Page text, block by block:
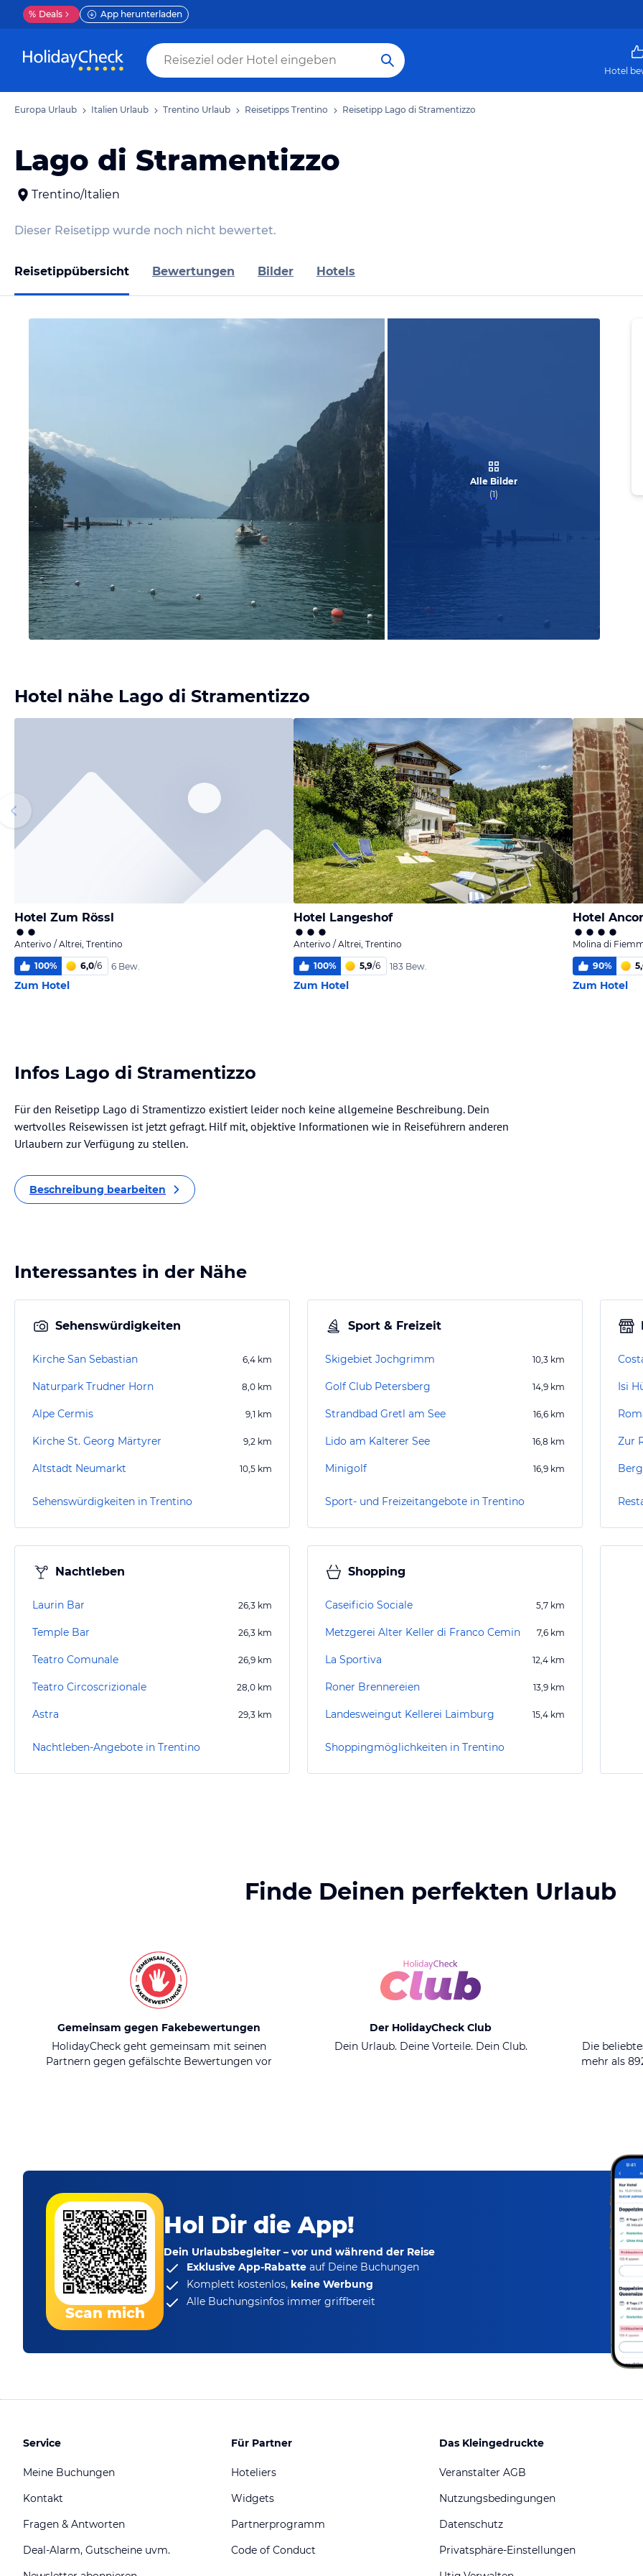
% Deals App herunterladen
Hotel
Europa Urlaub Italien Urlaub Trentino Urlaub Reisetipps Trentino Reisetipp Lago di Stramentizzo
Lago di Stramentizzo
Trentino/Italien
Dieser Reisetipp wurde noch nicht bewertet.
Reisetippübersicht Bewertungen Bilder Hotels
Alle Bilder
(1)
Hotel nähe Lago di Stramentizzo
Hotel Zum Rössl
Anterivo / Altrei, Trentino
100% 6,0/6 6 Bew.
Zum Hotel
Hotel Langeshof
Anterivo / Altrei, Trentino
100% 5,9/6 183 Bew.
Zum Hotel
Hotel
Molina di
90%
Zum Hotel
Infos Lago di Stramentizzo
Für den Reisetipp Lago di Stramentizzo existiert leider noch keine allgemeine Beschreibung. Dein
wertvolles Reisewissen ist jetzt gefragt. Hilf mit, objektive Informationen wie in Reiseführern anderen
Urlaubern zur Verfügung zu stellen.
Beschreibung bearbeiten
Interessantes in der Nähe
Sehenswürdigkeiten
Kirche San Sebastian 6,4 km
Naturpark Trudner Horn 8,0 km
Alpe Cermis 9,1 km
Kirche St. Georg Märtyrer 9,2 km
Altstadt Neumarkt 10,5 km
Sehenswürdigkeiten in Trentino
Sport & Freizeit
Skigebiet Jochgrimm 10,3 km
Golf Club Petersberg 14,9 km
Strandbad Gretl am See 16,6 km
Lido am Kalterer See 16,8 km
Minigolf 16,9 km
Sport- und Freizeitangebote in Trentino
Isi
Zur
Nachtleben
Laurin Bar 26,3 km
Temple Bar 26,3 km
Teatro Comunale 26,9 km
Teatro Circoscrizionale 28,0 km
Astra 29,3 km
Nachtleben-Angebote in Trentino
Shopping
Caseificio Sociale 5,7 km
Metzgerei Alter Keller di Franco Cemin 7,6 km
La Sportiva 12,4 km
Roner Brennereien 13,9 km
Landesweingut Kellerei Laimburg 15,4 km
Shoppingmöglichkeiten in Trentino
Finde Deinen perfekten Urlaub
Gemeinsam gegen Fakebewertungen
HolidayCheck geht gemeinsam mit seinen
Partnern gegen gefälschte Bewertungen vor
Der HolidayCheck Club
Dein Urlaub. Deine Vorteile. Dein Club.
Die
mehr als
Scan mich
Hol Dir die App!
Dein Urlaubsbegleiter – vor und während der Reise
Exklusive App-Rabatte auf Deine Buchungen
Komplett kostenlos, keine Werbung
Alle Buchungsinfos immer griffbereit
Service
Meine Buchungen
Kontakt
Fragen & Antworten
Deal-Alarm, Gutscheine uvm.
Für Partner
Hoteliers
Widgets
Partnerprogramm
Code of Conduct
Das Kleingedruckte
Veranstalter AGB
Nutzungsbedingungen
Datenschutz
Privatsphäre-Einstellungen